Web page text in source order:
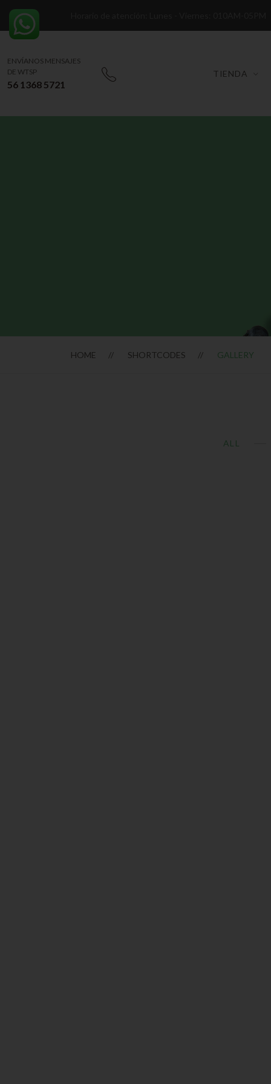
ENVÍANOS MENSAJES
DE WTSP
56 1368 5721
TIENDA
HOME SHORTCODES GALLERY
ALL